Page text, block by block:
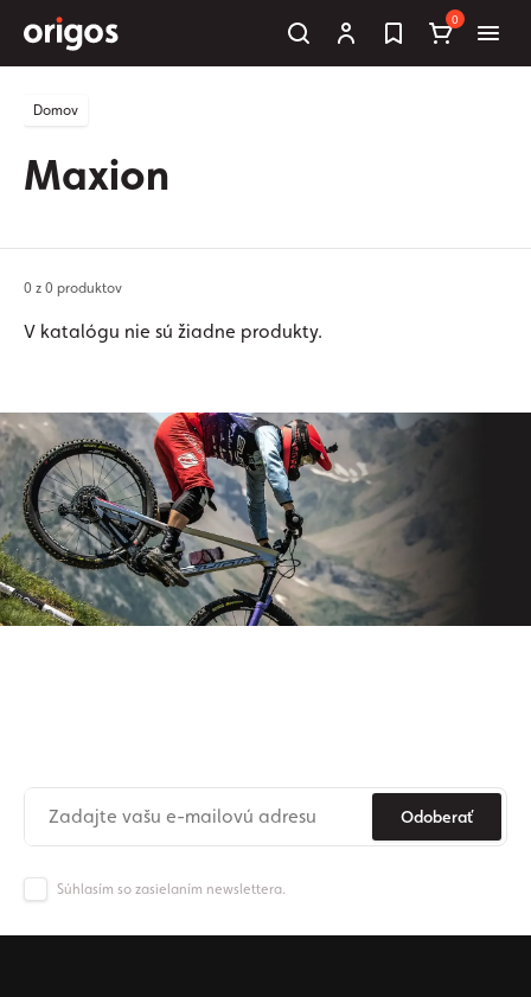
0
Domov
Maxion
0 z 0 produktov
V katalógu nie sú žiadne produkty.
Odoberať
Súhlasím so zasielaním newslettera.